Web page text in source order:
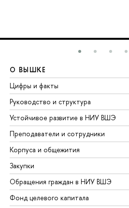
О ВЫШКЕ
Цифры и факты
Руководство и структура
Устойчивое развитие в НИУ ВШЭ
Преподаватели и сотрудники
Корпуса и общежития
Закупки
Обращения граждан в НИУ ВШЭ
Фонд целевого капитала